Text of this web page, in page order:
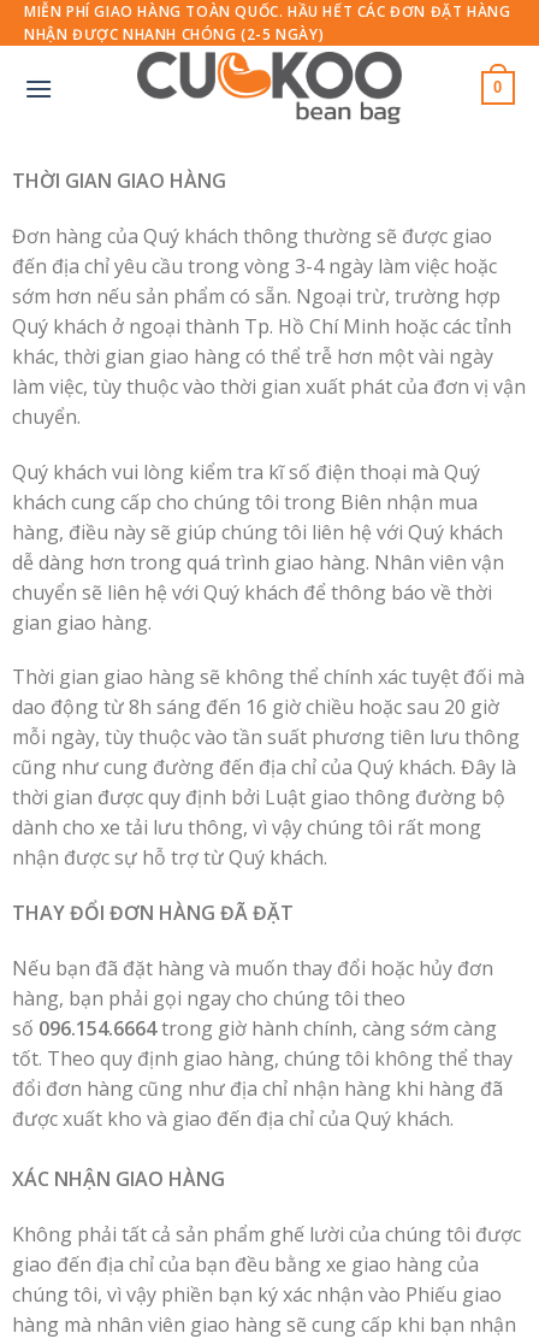
Skip
to
MIỄN PHÍ GIAO HÀNG TOÀN QUỐC. HẦU HẾT CÁC ĐƠN ĐẶT HÀNG
NHẬN ĐƯỢC NHANH CHÓNG (2-5 NGÀY)
0
THỜI GIAN GIAO HÀNG
Đơn hàng của Quý khách thông thường sẽ được giao
đến địa chỉ yêu cầu trong vòng 3-4 ngày làm việc hoặc
sớm hơn nếu sản phẩm có sẵn. Ngoại trừ, trường hợp
Quý khách ở ngoại thành Tp. Hồ Chí Minh hoặc các tỉnh
khác, thời gian giao hàng có thể trễ hơn một vài ngày
làm việc, tùy thuộc vào thời gian xuất phát của đơn vị vận
chuyển.
Quý khách vui lòng kiểm tra kĩ số điện thoại mà Quý
khách cung cấp cho chúng tôi trong Biên nhận mua
hàng, điều này sẽ giúp chúng tôi liên hệ với Quý khách
dễ dàng hơn trong quá trình giao hàng. Nhân viên vận
chuyển sẽ liên hệ với Quý khách để thông báo về thời
gian giao hàng.
Thời gian giao hàng sẽ không thể chính xác tuyệt đối mà
dao động từ 8h sáng đến 16 giờ chiều hoặc sau 20 giờ
mỗi ngày, tùy thuộc vào tần suất phương tiên lưu thông
cũng như cung đường đến địa chỉ của Quý khách. Đây là
thời gian được quy định bởi Luật giao thông đường bộ
dành cho xe tải lưu thông, vì vậy chúng tôi rất mong
nhận được sự hỗ trợ từ Quý khách.
THAY ĐỔI ĐƠN HÀNG ĐÃ ĐẶT
Nếu bạn đã đặt hàng và muốn thay đổi hoặc hủy đơn
hàng, bạn phải gọi ngay cho chúng tôi theo
số 096.154.6664trong giờ hành chính, càng sớm càng
tốt. Theo quy định giao hàng, chúng tôi không thể thay
đổi đơn hàng cũng như địa chỉ nhận hàng khi hàng đã
được xuất kho và giao đến địa chỉ của Quý khách.
XÁC NHẬN GIAO HÀNG
Không phải tất cả sản phẩm ghế lười của chúng tôi được
giao đến địa chỉ của bạn đều bằng xe giao hàng của
chúng tôi, vì vậy phiền bạn ký xác nhận vào Phiếu giao
hàng mà nhân viên giao hàng sẽ cung cấp khi bạn nhận